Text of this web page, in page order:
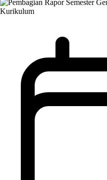
Kurikulum